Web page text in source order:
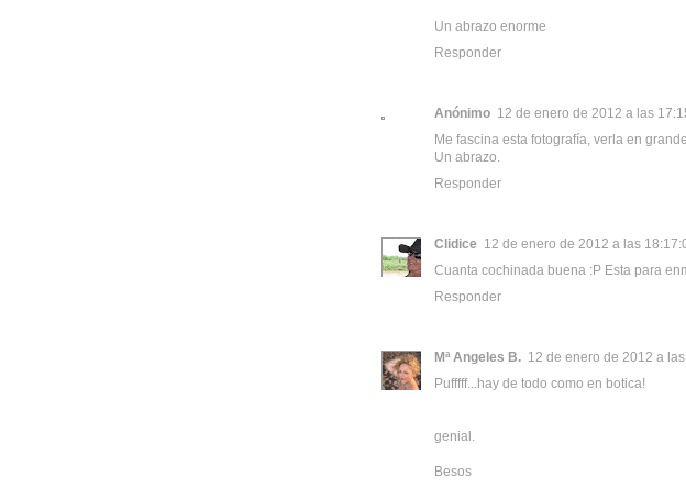
Un abrazo enorme
Responder
Anónimo 12 de enero de 2012 a las
Me fascina esta fotografía, verla en
Un abrazo.
Responder
Clidice 12 de enero de 2012 a las
Cuanta cochinada buena :P Esta para
Responder
Mª Angeles B. 12 de enero de 2012 a
Pufffff...hay de todo como en botica!
genial.
Besos